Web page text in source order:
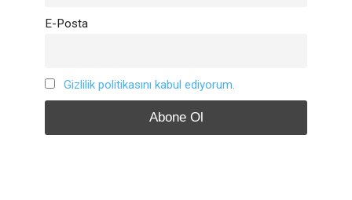
E-Posta
Gizlilik politikasını kabul ediyorum.